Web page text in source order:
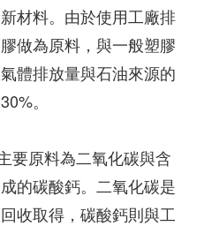
材料。由於使用工廠排
做為原料，與一般塑膠
體排放量與石油來源的
。
要原料為二氧化碳與含
的碳酸鈣。二氧化碳是
收取得，碳酸鈣則與工